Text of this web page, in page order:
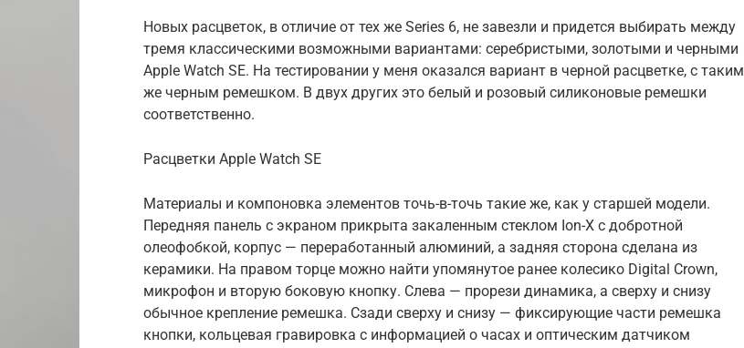
Новых расцветок, в отличие от тех же Series 6, не завезли и придется выбирать между
тремя классическими возможными вариантами: серебристыми, золотыми и черными
Apple Watch SE. На тестировании у меня оказался вариант в черной расцветке, с таким
же черным ремешком. В двух других это белый и розовый силиконовые ремешки
соответственно.
Расцветки Apple Watch SE
Материалы и компоновка элементов точь-в-точь такие же, как у старшей модели.
Передняя панель с экраном прикрыта закаленным стеклом Ion-X с добротной
олеофобкой, корпус — переработанный алюминий, а задняя сторона сделана из
керамики. На правом торце можно найти упомянутое ранее колесико Digital Crown,
микрофон и вторую боковую кнопку. Слева — прорези динамика, а сверху и снизу
обычное крепление ремешка. Сзади сверху и снизу — фиксирующие части ремешка
кнопки, кольцевая гравировка с информацией о часах и оптическим датчиком